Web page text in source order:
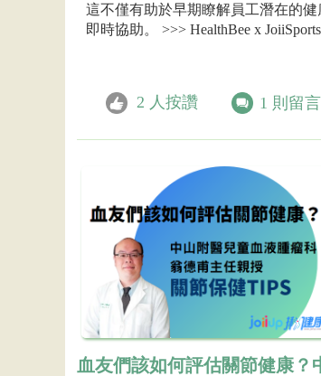
這不僅有助於早期瞭解員工潛在的
即時協助。 >>> HealthBee x
2 人按讚 1 則留言
血友們該如何評估關節健康